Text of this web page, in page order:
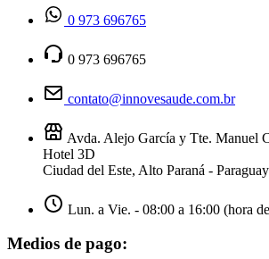
0 973 696765
0 973 696765
contato@innovesaude.com.br
Avda. Alejo García y Tte. Manuel
Hotel 3D
Ciudad del Este, Alto Paraná - Paraguay
Lun. a Vie. - 08:00 a 16:00 (hora
Medios de pago: